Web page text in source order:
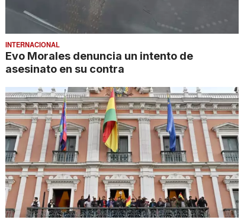
INTERNACIONAL
Evo Morales denuncia un intento de
asesinato en su contra